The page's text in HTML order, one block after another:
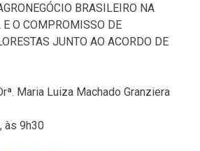
BRASILEIRO NA
O COMPROMISSO DE
JUNTO AO ACORDO DE
Maria Luiza Machado Granziera
às 9h30